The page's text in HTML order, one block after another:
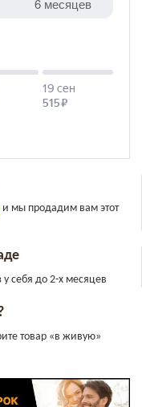
и мы продадим вам этот
себя до 2-х месяцев
товар «в живую»